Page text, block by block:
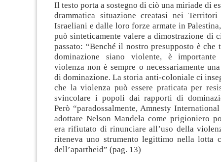
Il testo porta a sostegno di ciò una miriade di
drammatica situazione creatasi nei
Israeliani e dalle loro forze armate in
può sinteticamente valere a dimostrazione di
passato: “Benché il nostro presupposto è
dominazione siano violente, è
violenza non è sempre o necessariamente
di dominazione. La storia anti-coloniale ci
che la violenza può essere praticata per
svincolare i popoli dai rapporti di
Però “paradossalmente, Amnesty
adottare Nelson Mandela come prigioniero
era rifiutato di rinunciare all’uso della
riteneva uno strumento legittimo nella lotta
dell’apartheid” (pag. 13)